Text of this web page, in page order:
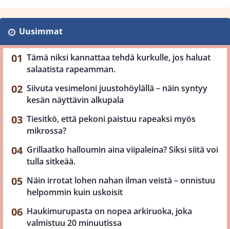
Uusimmat
Tämä niksi kannattaa tehdä kurkulle, jos haluat
salaatista rapeamman.
Siivuta vesimeloni juustohöylällä – näin syntyy
kesän näyttävin alkupala
Tiesitkö, että pekoni paistuu rapeaksi myös
mikrossa?
Grillaatko halloumin aina viipaleina? Siksi siitä voi
tulla sitkeää.
Näin irrotat lohen nahan ilman veistä – onnistuu
helpommin kuin uskoisit
Haukimurupasta on nopea arkiruoka, joka
valmistuu 20 minuutissa